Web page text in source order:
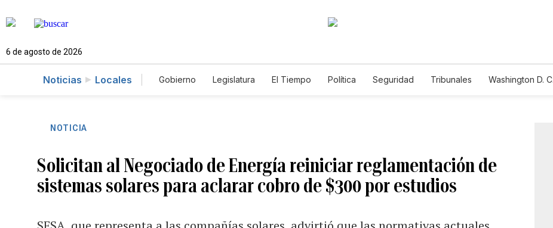
6 de agosto de 2026
Noticias Locales Gobierno Legislatura El Tiempo Política Seguridad Tribunales Washington D. C.
NOTICIA
Solicitan al Negociado de Energía reiniciar reglamentación de
sistemas solares para aclarar cobro de $300 por estudios